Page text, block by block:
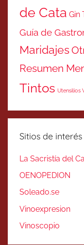
de Cata Gin
Guía de
Maridajes
Resumen
Tintos Utensilios
Sitios de interés
La Sacristía del
OENOPEDION
Soleado.se
Vinoexpresion
Vinoscopio